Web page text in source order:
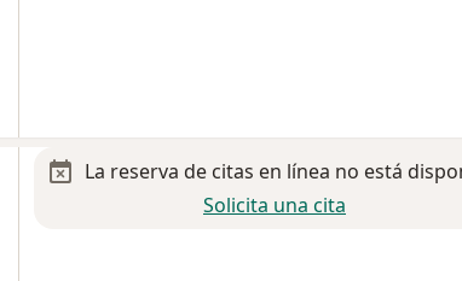
La reserva de citas en línea no está
Solicita una cita